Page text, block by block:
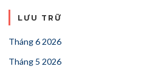
LƯU TRỮ
Tháng 6 2026
Tháng 5 2026